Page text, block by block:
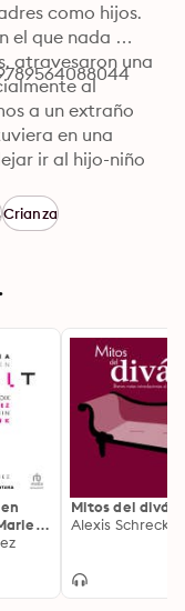
como hijos.
el que nada
atravesaron una
al
a un extraño
en una
ir al hijo-niño
relación sana y
clave para
y en el amor.
Crianza
Mitos del diván
Alexis Schreck